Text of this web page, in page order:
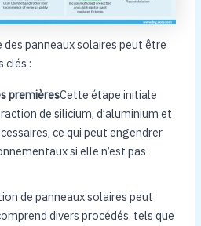
des panneaux solaires peut être
clés :
premièresCette étape initiale
de silicium, d’aluminium et
ce qui peut engendrer
si elle n’est pas
de panneaux solaires peut
divers procédés, tels que